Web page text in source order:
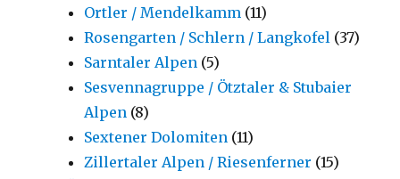
Ortler / Mendelkamm (11)
Rosengarten / Schlern / Langkofel (37)
Sarntaler Alpen (5)
Sesvennagruppe / Ötztaler & Stubaier
Alpen (8)
Sextener Dolomiten (11)
Zillertaler Alpen / Riesenferner (15)